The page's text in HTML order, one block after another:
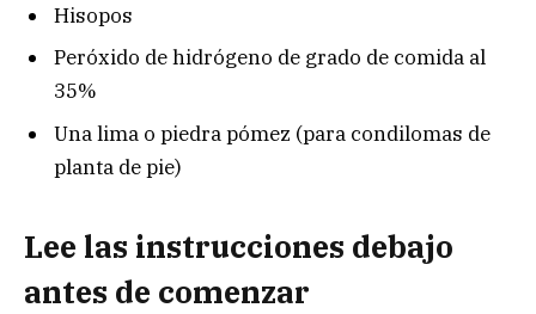
Hisopos
Peróxido de hidrógeno de grado de comida al
35%
Una lima o piedra pómez (para condilomas de
planta de pie)
Lee las instrucciones debajo
antes de comenzar